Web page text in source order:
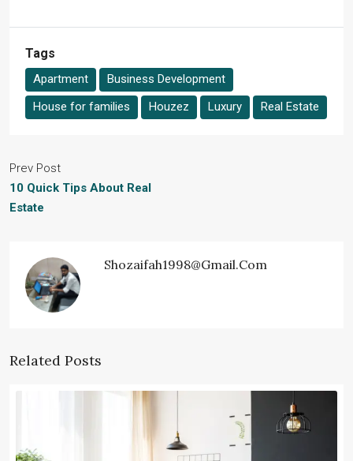
Tags
Apartment
Business Development
House for families
Houzez Luxury Real Estate
Prev Post
10 Quick Tips About Real
Estate
Shozaifah1998@gmail.com
Related Posts